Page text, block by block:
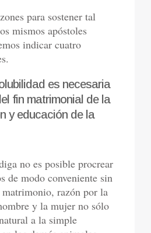
para sostener tal
mismos apóstoles
indicar cuatro
es necesaria
fin matrimonial de la
y educación de la
no es posible procrear
de modo conveniente sin
razón por la
y la mujer no sólo
a la simple